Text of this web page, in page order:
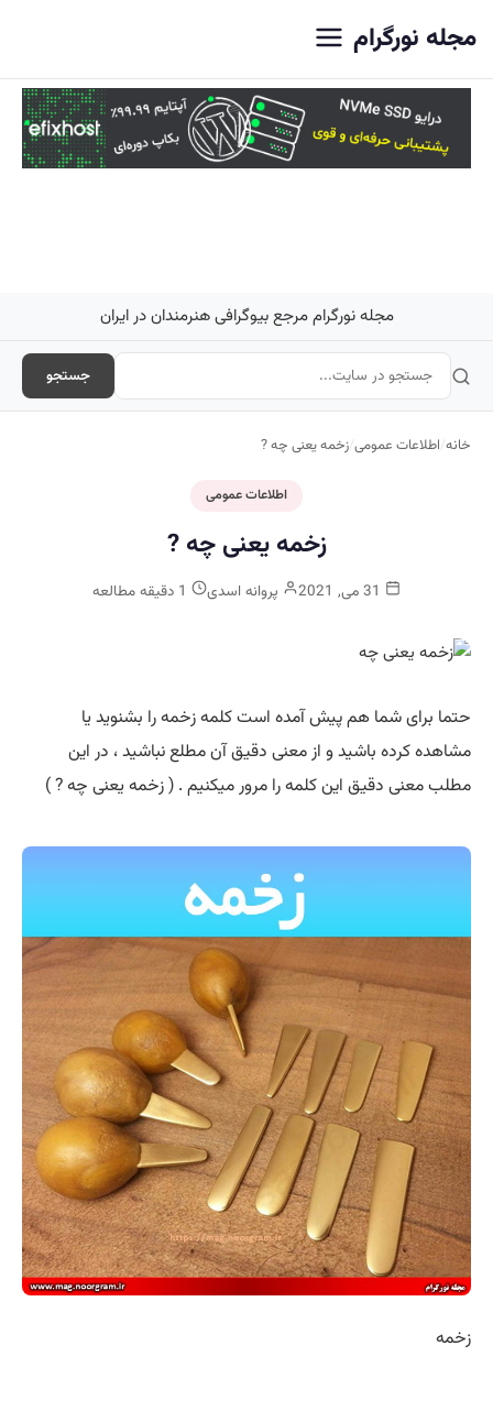
مجله نورگرام
مجله نورگرام مرجع بیوگرافی هنرمندان در ایران
جستجو
خانه/اطلاعات عمومی/زخمه یعنی چه ?
اطلاعات عمومی
زخمه یعنی چه ?
پروانه اسدی
حتما برای شما هم پیش آمده است کلمه زخمه را بشنوید یا
مشاهده کرده باشید و از معنی دقیق آن مطلع نباشید ، در این
مطلب معنی دقیق این کلمه را مرور میکنیم . ( زخمه یعنی چه ? )
زخمه